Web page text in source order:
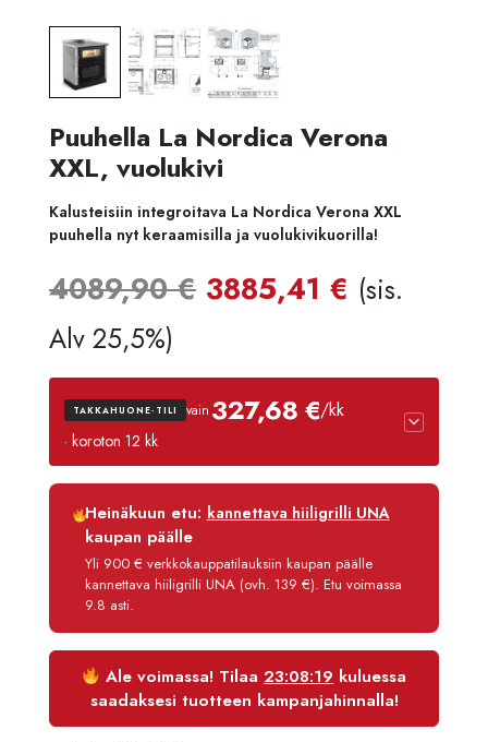
Puuhella La Nordica Verona
XXL, vuolukivi
Kalusteisiin integroitava La Nordica Verona XXL
puuhella nyt keraamisilla ja vuolukivikuorilla!
4089,90€ Alkuperäinen
oli:
4089,90 €.
3885,41 €
on:
(sis.
Alv 25,5%)
TAKKAHUONE-TILI vain 327,68 €/kk
· koroton 12 kk
Luottoaika
12 kk
Korko
Käsittelymaksu
3,90 €/kk
Maksettava yhteensä
3 932,21 €
Heinäkuun etu: kannettava hiiligrilli UNA
kaupan päälle
Yli 900 € verkkokauppatilauksiin kaupan päälle
kannettava hiiligrilli UNA (ovh. 139 €). Etu voimassa
9.8 asti.
Ale voimassa! Tilaa23:08:19 kuluessa
saadaksesi tuotteen kampanjahinnalla!